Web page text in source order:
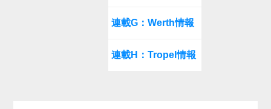
連載G：Werth情報
連載H：Tropel情報